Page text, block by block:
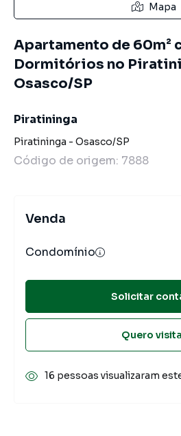
Mapa
Apartamento de 60m²
Dormitórios no
Osasco/SP
Piratininga
Piratininga - Osasco/SP
Código de origem: 7888
Venda
Condomínio
Solicitar
Quero
16 pessoas visualizaram